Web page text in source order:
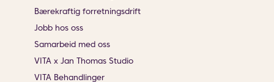
Bærekraftig forretningsdrift
Jobb hos oss
Samarbeid med oss
VITA x Jan Thomas Studio
VITA Behandlinger